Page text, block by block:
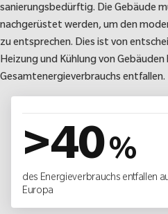
sanierungsbedürftig. Die Gebäude
nachgerüstet werden, um den
zu entsprechen. Dies ist von
Heizung und Kühlung von
Gesamtenergieverbrauchs entfallen.
>40%
des Energieverbrauchs entfallen
Europa